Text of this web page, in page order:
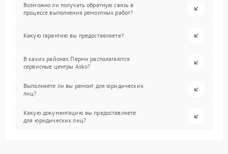
Возможно ли получать обратную связь в
процессе выполнения ремонтных работ?
Какую гарантию вы предоставляете?
В каких районах Перми располагаются
сервисные центры Asko?
Выполняете ли вы ремонт для юридических
лиц?
Какую документацию вы предоставляете
для юридических лиц?